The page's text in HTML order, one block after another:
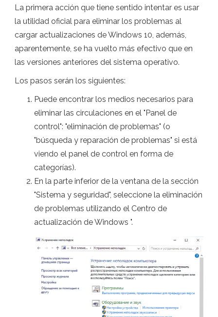
La primera acción que tiene sentido intentar es usar
la utilidad oficial para eliminar los problemas al
cargar actualizaciones de Windows 10, además,
aparentemente, se ha vuelto más efectivo que en
las versiones anteriores del sistema operativo.
Los pasos serán los siguientes:
Puede encontrar los medios necesarios para
eliminar las circulaciones en el "Panel de
control": "eliminación de problemas" (o
"búsqueda y reparación de problemas" si está
viendo el panel de control en forma de
categorías).
En la parte inferior de la ventana de la sección
"Sistema y seguridad", seleccione la eliminación
de problemas utilizando el Centro de
actualización de Windows ".